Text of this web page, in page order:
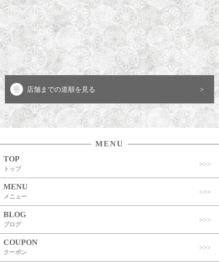
店舗までの道順を見る
MENU
TOP
トップ
MENU
メニュー
BLOG
ブログ
COUPON
クーポン